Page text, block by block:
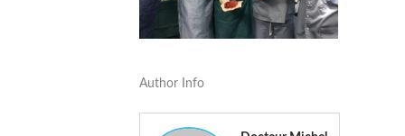
Author Info